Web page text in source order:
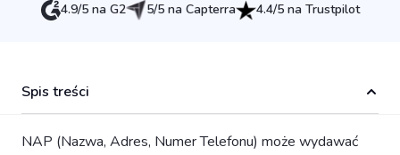
4.9/5 na G2 5/5 na Capterra 4.4/5 na Trustpilot
Spis treści
NAP (Nazwa, Adres, Numer Telefonu) może wydawać